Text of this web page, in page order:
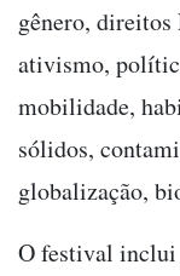
gênero,
ativismo,
mobilidade,
sólidos,
globalização,
O festival